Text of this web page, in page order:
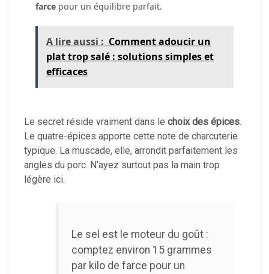
farcepour un équilibre parfait.
A lire aussi : Comment adoucir un
plat trop salé : solutions simples et
efficaces
Le secret réside vraiment dans le choix des épices.
Le quatre-épices apporte cette note de charcuterie
typique. La muscade, elle, arrondit parfaitement les
angles du porc. N’ayez surtout pas la main trop
légère ici.
Le sel est le moteur du goût :
comptez environ 15 grammes
par kilo de farce pour un